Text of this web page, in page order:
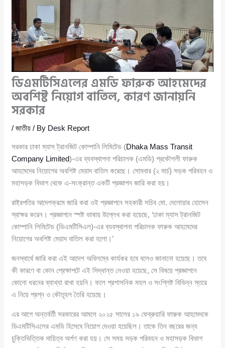
ডিএমটিসিএলের এমডি ফারুক আহমেদের
অবশিষ্ট নিয়োগ বাতিল, কারণ জানায়নি
সরকার
/জাতীয় / By Desk Report
সরকার ঢাকা ম্যাস ট্রানজিট কোম্পানি লিমিটেড (Dhaka Mass Transit
Company Limited)-এর ব্যবস্থাপনা পরিচালক (এমডি) প্রকৌশলী ফারুক
আহমেদের নিয়োগের অবশিষ্ট মেয়াদ বাতিল করেছে। সোমবার (২ মার্চ) সড়ক পরিবহন ও
মহাসড়ক বিভাগ থেকে এ-সংক্রান্ত একটি প্রজ্ঞাপন জারি করা হয়।
রাষ্ট্রপতির আদেশক্রমে জারি করা ওই প্রজ্ঞাপনে সহকারী সচিব মো. দেলোয়ার হোসেন
স্বাক্ষর করেন। প্রজ্ঞাপনে স্পষ্ট ভাষায় উল্লেখ করা হয়েছে, ‘ঢাকা ম্যাস ট্রানজিট
কোম্পানি লিমিটেড (ডিএমটিসিএল)-এর ব্যবস্থাপনা পরিচালক ফারুক আহমেদের
নিয়োগের অবশিষ্ট মেয়াদ বাতিল করা হলো।’
জনস্বার্থে জারি করা এই আদেশ অবিলম্বে কার্যকর হবে বলেও জানানো হয়েছে। তবে
কী কারণে বা কোন প্রেক্ষাপটে এই সিদ্ধান্ত নেওয়া হয়েছে, সে বিষয়ে প্রজ্ঞাপনে
কোনো ধরনের ব্যাখ্যা রাখা হয়নি। ফলে প্রশাসনিক মহল ও সংশ্লিষ্ট বিভিন্ন স্তরে
এ নিয়ে প্রশ্ন ও কৌতূহল তৈরি হয়েছে।
এর আগে অন্তর্বর্তী সরকারের আমলে ২০২৫ সালের ১৯ ফেব্রুয়ারি ফারুক আহমেদকে
ডিএমটিসিএলের এমডি হিসেবে নিয়োগ দেওয়া হয়েছিল। তাকে তিন বছরের জন্য
চুক্তিভিত্তিক দায়িত্ব অর্পণ করা হয়। সে সময় সড়ক পরিবহন ও মহাসড়ক বিভাগ